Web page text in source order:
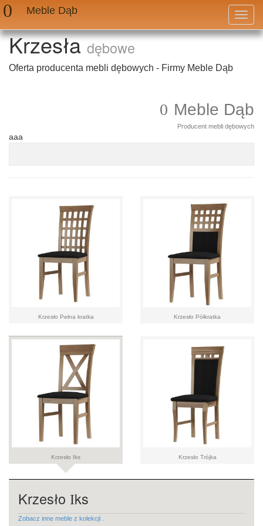
Meble Dąb
Krzesładębowe
Oferta producenta mebli dębowych - Firmy Meble Dąb
Meble Dąb
Producent mebli dębowych
aaa
Krzesło Pełna kratka Krzesło Półkratka
Krzesło Iks Krzesło Trójka
Krzesło Iks
Zobacz inne meble z kolekcji .